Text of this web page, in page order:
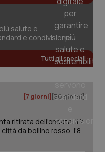
salute e
e condivisione
Tutti gli speciali
[7 giorni] [30 giorni]
ritirata dell'ondata: il 7
da bollino rosso, l'8
1 anno